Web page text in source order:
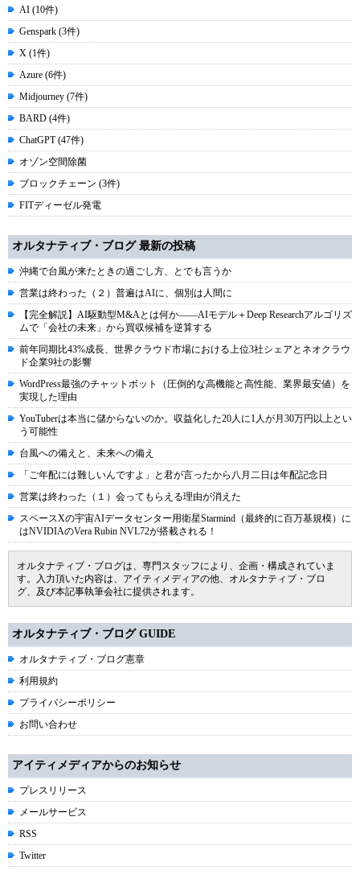
AI (10件)
Genspark (3件)
X (1件)
Azure (6件)
Midjourney (7件)
BARD (4件)
ChatGPT (47件)
オゾン空間除菌
ブロックチェーン (3件)
FITディーゼル発電
オルタナティブ・ブログ 最新の投稿
沖縄で台風が来たときの過ごし方、とでも言うか
営業は終わった（２）普遍はAIに、個別は人間に
【完全解説】AI駆動型M&Aとは何か――AIモデル＋Deep Researchアルゴリズ
ムで「会社の未来」から買収候補を逆算する
前年同期比43%成長、世界クラウド市場における上位3社シェアとネオクラウ
ド企業9社の影響
WordPress最強のチャットボット（圧倒的な高機能と高性能、業界最安値）を
実現した理由
YouTuberは本当に儲からないのか。収益化した20人に1人が月30万円以上とい
う可能性
台風への備えと、未来への備え
「ご年配には難しいんですよ」と君が言ったから八月二日は年配記念日
営業は終わった（１）会ってもらえる理由が消えた
スペースXの宇宙AIデータセンター用衛星Starmind（最終的に百万基規模）に
はNVIDIAのVera Rubin NVL72が搭載される！
オルタナティブ・ブログは、専門スタッフにより、企画・構成されていま
す。入力頂いた内容は、アイティメディアの他、オルタナティブ・ブロ
グ、及び本記事執筆会社に提供されます。
オルタナティブ・ブログ GUIDE
オルタナティブ・ブログ憲章
利用規約
プライバシーポリシー
お問い合わせ
アイティメディアからのお知らせ
プレスリリース
メールサービス
RSS
Twitter